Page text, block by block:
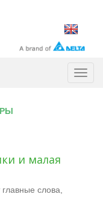
и малая
главные слова,